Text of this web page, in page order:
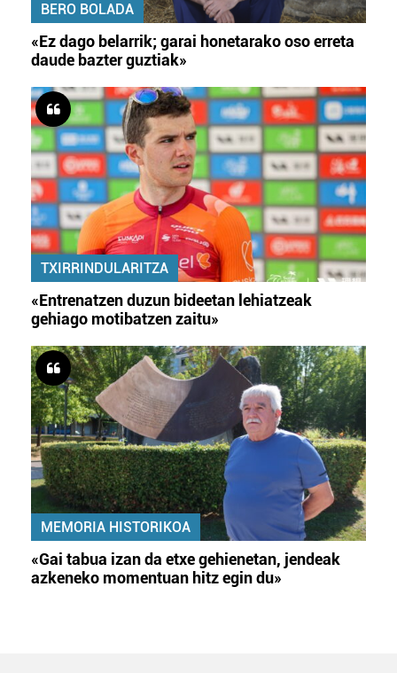
BERO BOLADA
«Ez dago belarrik; garai honetarako oso erreta
daude bazter guztiak»
TXIRRINDULARITZA
«Entrenatzen duzun bideetan lehiatzeak
gehiago motibatzen zaitu»
MEMORIA HISTORIKOA
«Gai tabua izan da etxe gehienetan, jendeak
azkeneko momentuan hitz egin du»